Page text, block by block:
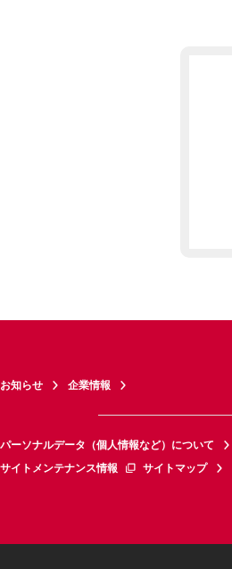
お知らせ 企業情報
パーソナルデータ（個人情報など）について
サイトメンテナンス情報
サイトマップ